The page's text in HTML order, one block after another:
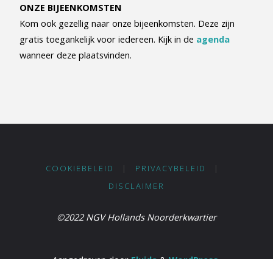
ONZE BIJEENKOMSTEN
Kom ook gezellig naar onze bijeenkomsten. Deze zijn
gratis toegankelijk voor iedereen. Kijk in de agenda
wanneer deze plaatsvinden.
COOKIEBELEID | PRIVACYBELEID
|
DISCLAIMER
©2022 NGV Hollands Noorderkwartier